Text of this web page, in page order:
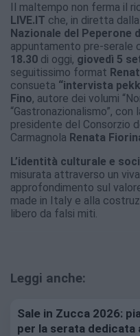
Il maltempo non ferma il
LIVE.IT che, in diretta dalla
Nazionale del Peperone
appuntamento pre-serale
18.30 di oggi, giovedì 5
seguitissimo format
consueta “intervista
Fino, autore dei volumi
“Gastronazionalismo”,
presidente del Consorzio
Carmagnola Renata
L’identità culturale e
misurata attraverso un
approfondimento sul
made in Italy e alla
libero da falsi miti.
Leggi anche:
Sale in Zucca 2026:
per la serata dedicata